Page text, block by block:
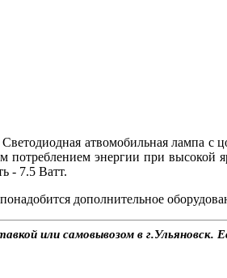
Светодиодная атвомобильная лампа с
энергии при высокой
- 7.5 Ватт.
дополнительное
или самовывозом в